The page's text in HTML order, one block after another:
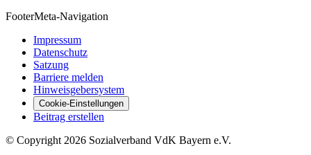
FooterMeta-Navigation
Impressum
Datenschutz
Satzung
Barriere melden
Hinweisgebersystem
Cookie-Einstellungen
Beitrag erstellen
© Copyright 2026 Sozialverband VdK Bayern e.V.